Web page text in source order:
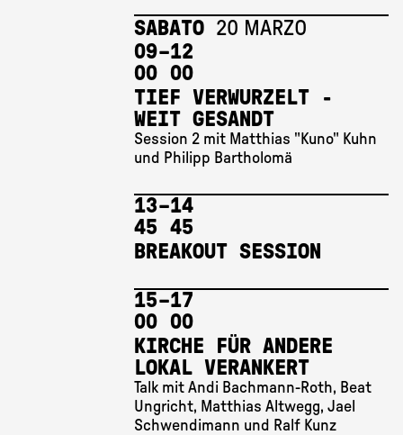
SABATO 20 MARZO
09
00
–12
00
TIEF VERWURZELT -
WEIT GESANDT
Session 2 mit Matthias "Kuno" Kuhn
und Philipp Bartholomä
13
45
–14
45
BREAKOUT SESSION
15
00
–17
00
KIRCHE FÜR ANDERE
LOKAL VERANKERT
Talk mit Andi Bachmann-Roth, Beat
Ungricht, Matthias Altwegg, Jael
Schwendimann und Ralf Kunz